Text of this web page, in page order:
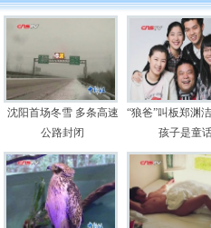
沈阳首场冬雪 多条高速
公路封闭
“狼爸”叫板郑渊
孩子是童